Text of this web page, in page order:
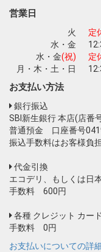
営業日
火
定
水・金
水・金(祝)
定
月・木・土・日
お支払い方法
銀行振込
SBI新生銀行 本店(店番
普通預金 口座番号
振込手数料はお客様負担
代金引換
エコデリ、もしくは日
手数料 600円
各種 クレジット カード
手数料 0円
お支払いについての詳